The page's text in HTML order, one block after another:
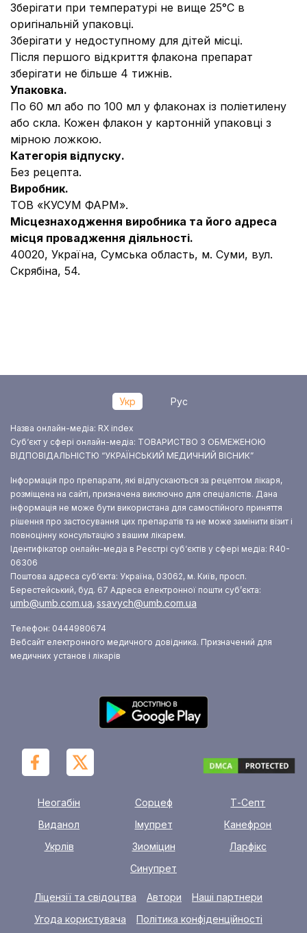
Зберігати при температурі не вище 25°С в
оригінальній упаковці.
Зберігати у недоступному для дітей місці.
Після першого відкриття флакона препарат
зберігати не більше 4 тижнів.
Упаковка.
По 60 мл або по 100 мл у флаконах із поліетилену
або скла. Кожен флакон у картонній упаковці з
мірною ложкою.
Категорія відпуску.
Без рецепта.
Виробник.
ТОВ «КУСУМ ФАРМ».
Місцезнаходження виробника та його адреса
місця провадження діяльності.
40020, Україна, Сумська область, м. Суми, вул.
Скрябіна, 54.
Укр Рус
Назва онлайн-медіа: RX index
Суб‘єкт у сфері онлайн-медіа: ТОВАРИСТВО З ОБМЕЖЕНОЮ
ВІДПОВІДАЛЬНІСТЮ “УКРАЇНСЬКИЙ МЕДИЧНИЙ ВІСНИК”
Інформація про препарати, які відпускаються за рецептом лікаря,
розміщена на сайті, призначена виключно для спеціалістів. Дана
інформація не може бути використана для самостійного приняття
рішення про застосування цих препаратів та не може замінити візит і
повноцінну консультацію з вашим лікарем.
Ідентифікатор онлайн-медіа в Реєстрі суб‘єктів у сфері медіа: R40-
06306
Поштова адреса суб‘єкта: Україна, 03062, м. Київ, просп.
Берестейський, буд. 67 Адреса електронної пошти суб’єкта:
umb@umb.com.ua, ssavych@umb.com.ua
Телефон: 0444980674
Вебсайт електронного медичного довідника. Призначений для
медичних установ і лікарів
Неогабін Сорцеф
Т-Септ
Виданол
Імупрет
Канефрон
Укрлів
Зиоміцин
Ларфікс
Синупрет
Ліцензії та свідоцтва Автори
Наші партнери
Угода користувача
Політика конфіденційності